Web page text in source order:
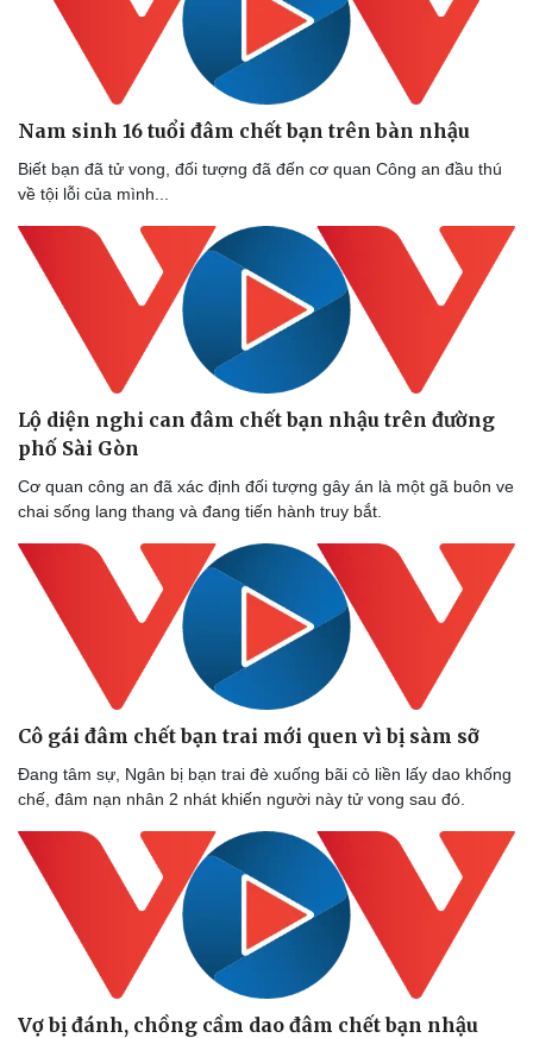
Doanh nghiệp
Thông tin doanh nghiệp
Doanh nghiệp 24h
Doanh nhân
Vì cộng đồng
Công nghệ
Sành điệu
Tin Công nghệ
Trải nghiệm
Chuyển đổi số
Nam sinh 16 tuổi đâm chết bạn trên bàn nhậu
Biết bạn đã tử vong, đối tượng đã đến cơ quan Công an đầu thú
về tội lỗi của mình...
Lộ diện nghi can đâm chết bạn nhậu trên đường
phố Sài Gòn
Cơ quan công an đã xác định đối tượng gây án là một gã buôn ve
chai sống lang thang và đang tiến hành truy bắt.
Cô gái đâm chết bạn trai mới quen vì bị sàm sỡ
Đang tâm sự, Ngân bị bạn trai đè xuống bãi cỏ liền lấy dao khống
chế, đâm nạn nhân 2 nhát khiến người này tử vong sau đó.
Vợ bị đánh, chồng cầm dao đâm chết bạn nhậu